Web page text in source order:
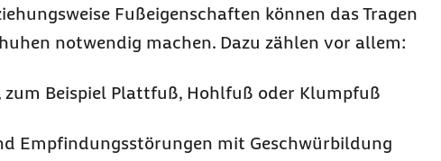
Fußeigenschaften können das Tragen
notwendig machen. Dazu zählen vor allem:
Beispiel Plattfuß, Hohlfuß oder Klumpfuß
Empfindungsstörungen mit Geschwürbildung